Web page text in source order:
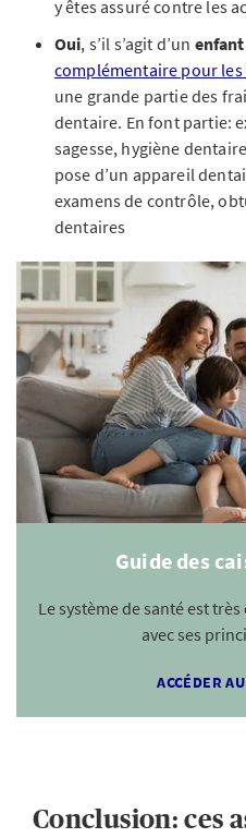
y êtes assuré contre les
Oui, s’il s’agit d’un enfant
complémentaire pour
une grande partie des
dentaire. En font partie:
sagesse, hygiène
pose d’un appareil
examens de contrôle,
dentaires
Guide des
Le système de santé est
avec ses
ACCÉDER
Conclusion: ces